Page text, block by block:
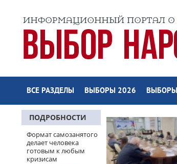
ВСЕ РАЗДЕЛЫ ВЫБОРЫ 2026
ПОДРОБНОСТИ
Формат самозанятого
делает человека
готовым к любым
кризисам